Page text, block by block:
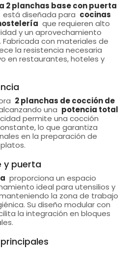
2 planchas base con puerta
está diseñada para cocinas
que requieren alto
y un aprovechamiento
con materiales de
la resistencia necesaria
en restaurantes, hoteles y
2 planchas de cocción de
una potencia total
permite una cocción
lo que garantiza
en la preparación de
y puerta
proporciona un espacio
ideal para utensilios y
la zona de trabajo
Su diseño modular con
la integración en bloques